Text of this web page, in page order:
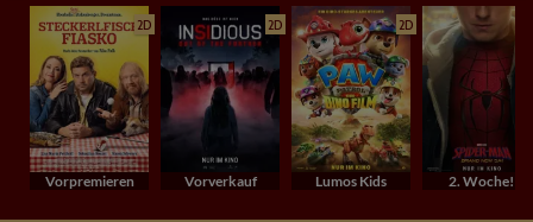
2D
Vorpremieren
2D
Vorverkauf
2D
Lumos Kids 2. Woche!